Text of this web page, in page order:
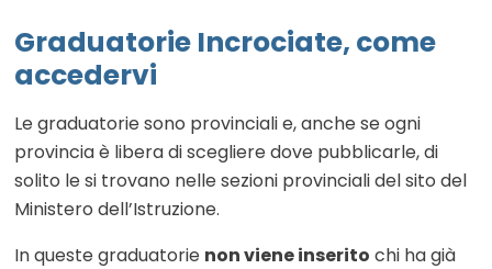
Graduatorie Incrociate, come
accedervi
Le graduatorie sono provinciali e, anche se ogni
provincia è libera di scegliere dove pubblicarle, di
solito le si trovano nelle sezioni provinciali del sito del
Ministero dell’Istruzione.
In queste graduatorie non viene inserito chi ha già